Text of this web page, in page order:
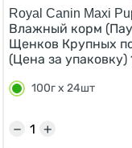
Royal Canin Maxi
Влажный корм
Щенков Крупных
(Цена за упаковку)
100г х 24шт
+
−